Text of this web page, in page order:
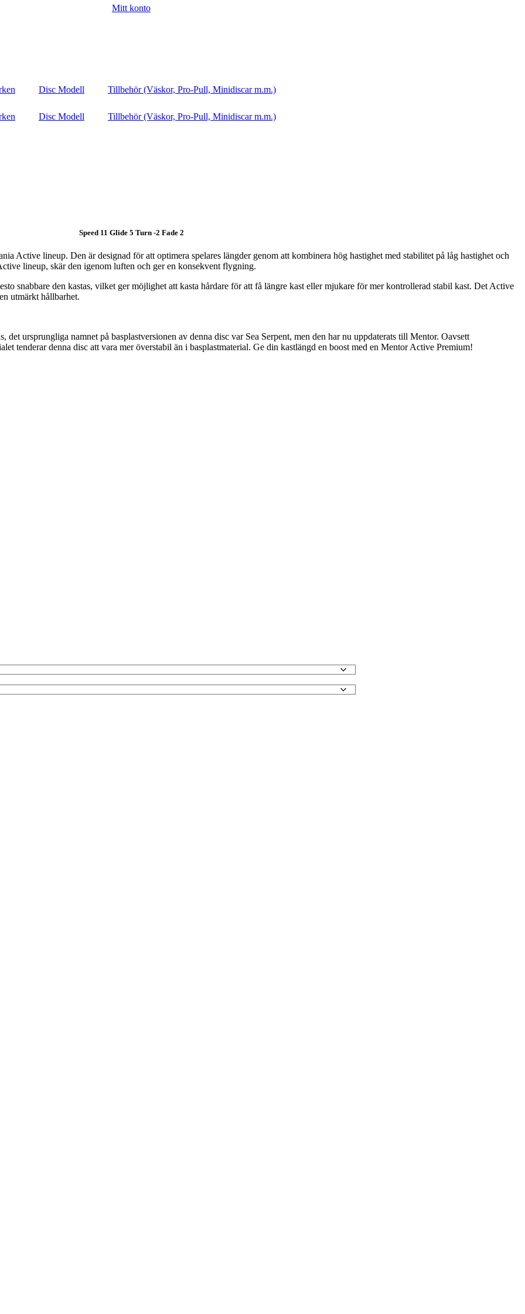
Mitt konto
Disc Modell Tillbehör (Väskor, Pro-Pull, Minidiscar m.m.)
Disc Modell
Tillbehör (Väskor, Pro-Pull, Minidiscar m.m.)
Speed 11 Glide 5 Turn -2 Fade 2
Active lineup. Den är designad för att optimera spelares längder genom att kombinera hög hastighet med stabilitet på låg hastighet och
lineup, skär den igenom luften och ger en konsekvent flygning.
snabbare den kastas, vilket ger möjlighet att kasta hårdare för att få längre kast eller mjukare för mer kontrollerad stabil kast. Det Active
utmärkt hållbarhet.
ursprungliga namnet på basplastversionen av denna disc var Sea Serpent, men den har nu uppdaterats till Mentor. Oavsett
tenderar denna disc att vara mer överstabil än i basplastmaterial. Ge din kastlängd en boost med en Mentor Active Premium!